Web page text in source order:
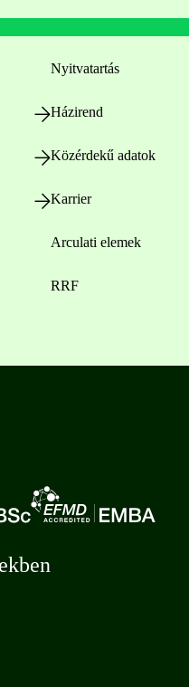
Nyitvatartás
Házirend
Közérdekű adatok
Karrier
Arculati elemek
RRF